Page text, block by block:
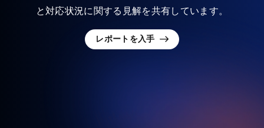
と対応状況に関する見解を共有しています。
レポートを入手